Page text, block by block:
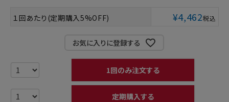
１回あたり(定期購入5%OFF) ¥4,462税込
お気に入りに登録する
1回のみ注文する
定期購入する